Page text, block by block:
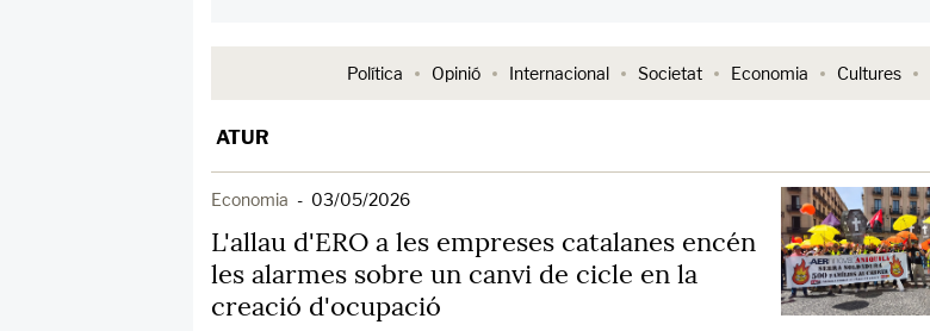
Política Opinió Internacional Societat Economia Cultures
ATUR
Economia - 03/05/2026
L'allau d'ERO a les empreses catalanes encén
les alarmes sobre un canvi de cicle en la
creació d'ocupació